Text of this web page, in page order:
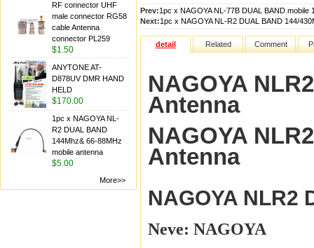
RF connector UHF
male connector RG58
cable Antenna
connector PL259
$1.50
ANYTONE AT-
D878UV DMR HAND
HELD
$170.00
1pc x NAGOYA NL-
R2 DUAL BAND
144Mhz& 66-88MHz
mobile antenna
$5.00
More>>
Prev:1pc x NAGOYA NL-77B DUAL BAND mobile
Next:1pc x NAGOYA NL-R2 DUAL BAND 144/
detail Related Comment
NAGOYA
Antenna
NAGOYA
Antenna
NAGOYA NLR2
Neve: NAGOYA